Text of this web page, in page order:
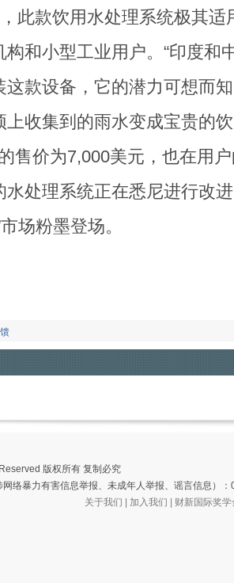
此款饮用水处理系统极其适
构和小型工业用户。“印度和
款设备，它的潜力可想而
上收集到的雨水变成宝贵的
售价为7,000美元，也在用
水处理系统正在悉尼进行改
场粉墨登场。
版权所有 复制必究
网络暴力有害信息举报、未成年人举报、谣言信息
关于我们
加入我们 财新国际奖学